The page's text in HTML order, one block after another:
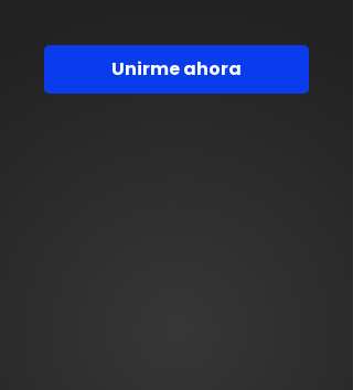
Unirme ahora